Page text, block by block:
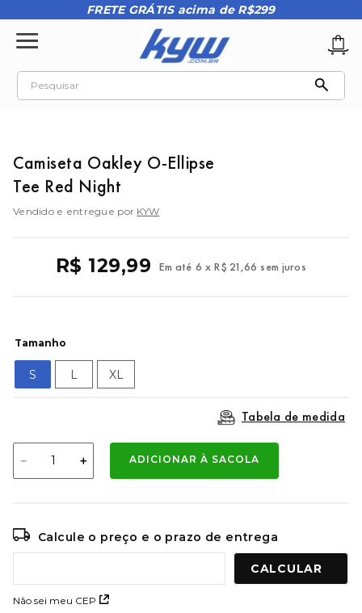
FRETE GRÁTIS acima de R$299
Pesquisar
Camiseta Oakley O-Ellipse
Tee Red Night
Vendido e entregue por KYW
R$ 129,99 Em até 6 x R$ 21 ,66 sem juros
Tamanho
S L XL
Tabela de medida
＋
－ ADICIONAR À SACOLA
Calcule o preço e o prazo de entrega
Não sei meu CEP
2º oakley
teeth bomber 3
kenner
8º regata
9º mochila oakley